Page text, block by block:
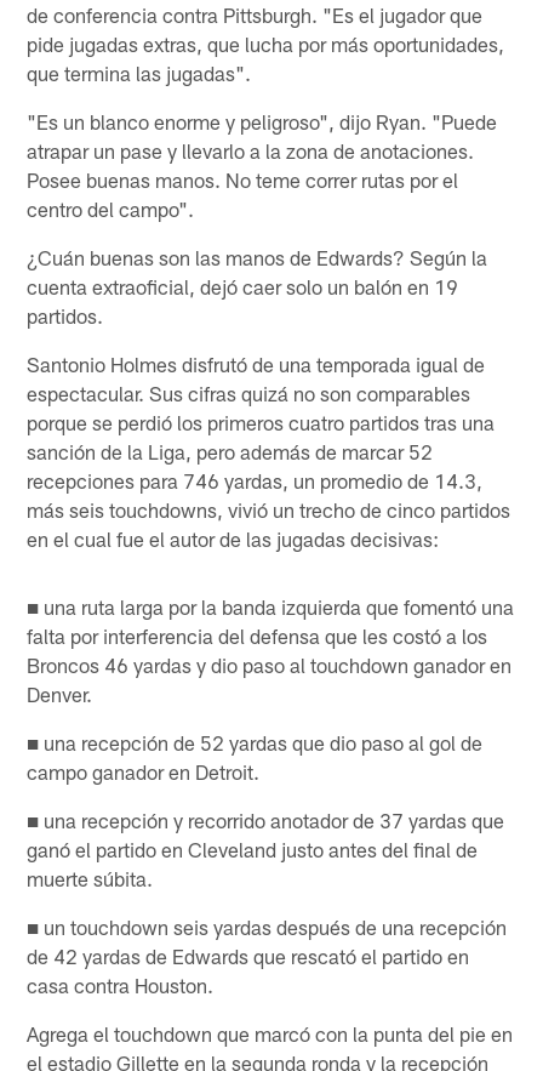
de conferencia contra Pittsburgh. "Es el jugador que
pide jugadas extras, que lucha por más oportunidades,
que termina las jugadas".
"Es un blanco enorme y peligroso", dijo Ryan. "Puede
atrapar un pase y llevarlo a la zona de anotaciones.
Posee buenas manos. No teme correr rutas por el
centro del campo".
¿Cuán buenas son las manos de Edwards? Según la
cuenta extraoficial, dejó caer solo un balón en 19
partidos.
Santonio Holmes disfrutó de una temporada igual de
espectacular. Sus cifras quizá no son comparables
porque se perdió los primeros cuatro partidos tras una
sanción de la Liga, pero además de marcar 52
recepciones para 746 yardas, un promedio de 14.3,
más seis touchdowns, vivió un trecho de cinco partidos
en el cual fue el autor de las jugadas decisivas:
■ una ruta larga por la banda izquierda que fomentó una
falta por interferencia del defensa que les costó a los
Broncos 46 yardas y dio paso al touchdown ganador en
Denver.
■ una recepción de 52 yardas que dio paso al gol de
campo ganador en Detroit.
■ una recepción y recorrido anotador de 37 yardas que
ganó el partido en Cleveland justo antes del final de
muerte súbita.
■ un touchdown seis yardas después de una recepción
de 42 yardas de Edwards que rescató el partido en
casa contra Houston.
Agrega el touchdown que marcó con la punta del pie en
el estadio Gillette en la segunda ronda y la recepción